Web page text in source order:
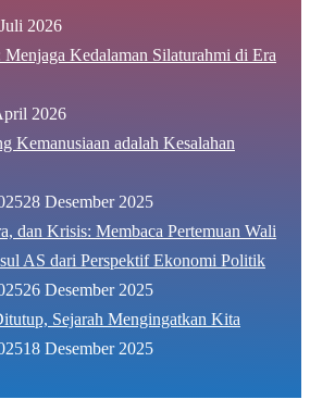
2026
Menjaga Kedalaman Silaturahmi di Era
2026
Kemanusiaan adalah Kesalahan
28 Desember 2025
dan Krisis: Membaca Pertemuan Wali
AS dari Perspektif Ekonomi Politik
26 Desember 2025
Sejarah Mengingatkan Kita
18 Desember 2025